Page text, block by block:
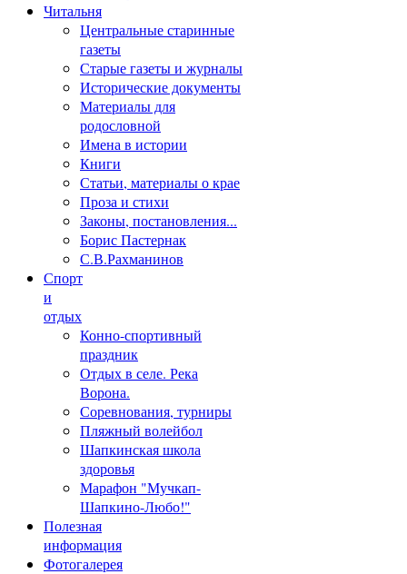
Читальня
Центральные старинные
газеты
Старые газеты и журналы
Исторические документы
Материалы для
родословной
Имена в истории
Книги
Статьи, материалы о крае
Проза и стихи
Законы, постановления...
Борис Пастернак
С.В.Рахманинов
Спорт
и
отдых
Конно-спортивный
праздник
Отдых в селе. Река
Ворона.
Соревнования, турниры
Пляжный волейбол
Шапкинская школа
здоровья
Марафон "Мучкап-
Шапкино-Любо!"
Полезная
информация
Фотогалерея